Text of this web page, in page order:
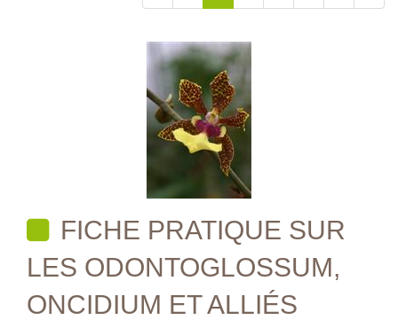
FICHE PRATIQUE SUR
LES ODONTOGLOSSUM,
ONCIDIUM ET ALLIÉS